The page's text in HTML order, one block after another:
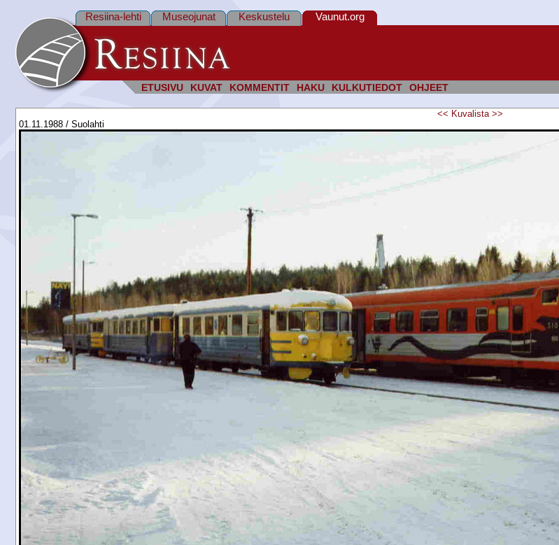
ETUSIVU KUVAT KOMMENTIT HAKU KULKUTIEDOT OHJEET
Resiina-lehti Museojunat Keskustelu Vaunut.org
<< Kuvalista >>
01.11.1988 / Suolahti